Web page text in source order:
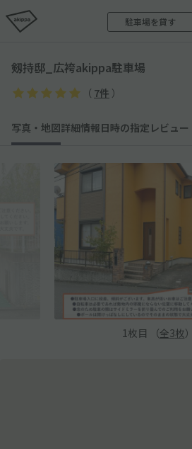
駐車場を貸す
剱持邸_広袴akippa駐車場
（ 7件 ）
写真・地図詳細情報日時の指定 レビュー
1 枚目 （全3枚）